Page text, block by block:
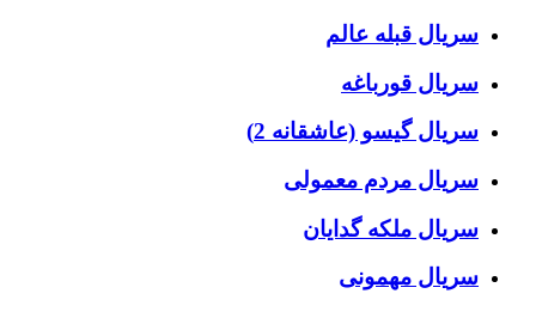
سریال قبله عالم
سریال قورباغه
سریال گیسو (عاشقانه 2)
سریال مردم معمولی
سریال ملکه گدایان
سریال مهمونی